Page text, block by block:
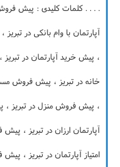
. . . . کلمات کلیدی : پیش
آپارتمان با وام بانکی در
، پیش خرید آپارتمان در
خانه در تبریز ، پیش فروش
، پیش فروش منزل در تبریز
آپارتمان ارزان در تبریز ،
امتیاز آپارتمان در تبریز ،